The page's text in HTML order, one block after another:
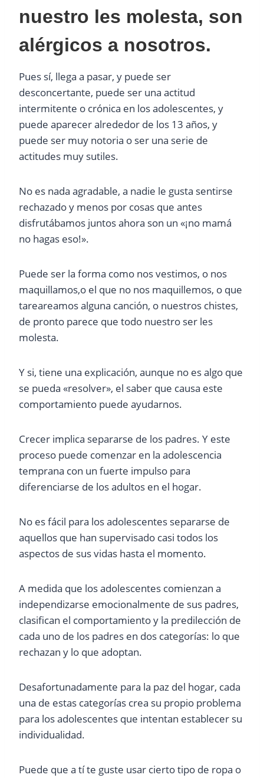
nuestro les molesta, son
alérgicos a nosotros.
Pues sí, llega a pasar, y puede ser
desconcertante, puede ser una actitud
intermitente o crónica en los adolescentes, y
puede aparecer alrededor de los 13 años, y
puede ser muy notoria o ser una serie de
actitudes muy sutiles.
No es nada agradable, a nadie le gusta sentirse
rechazado y menos por cosas que antes
disfrutábamos juntos ahora son un «¡no mamá
no hagas eso!».
Puede ser la forma como nos vestimos, o nos
maquillamos,o el que no nos maquillemos, o que
tareareamos alguna canción, o nuestros chistes,
de pronto parece que todo nuestro ser les
molesta.
Y si, tiene una explicación, aunque no es algo que
se pueda «resolver», el saber que causa este
comportamiento puede ayudarnos.
Crecer implica separarse de los padres. Y este
proceso puede comenzar en la adolescencia
temprana con un fuerte impulso para
diferenciarse de los adultos en el hogar.
No es fácil para los adolescentes separarse de
aquellos que han supervisado casi todos los
aspectos de sus vidas hasta el momento.
A medida que los adolescentes comienzan a
independizarse emocionalmente de sus padres,
clasifican el comportamiento y la predilección de
cada uno de los padres en dos categorías: lo que
rechazan y lo que adoptan.
Desafortunadamente para la paz del hogar, cada
una de estas categorías crea su propio problema
para los adolescentes que intentan establecer su
individualidad.
Puede que a tí te guste usar cierto tipo de ropa o